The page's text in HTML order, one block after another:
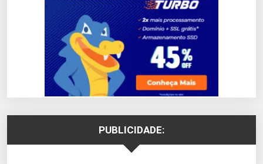
PUBLICIDADE: